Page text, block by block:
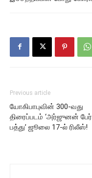
Previous article
யோகிபாபுவின் 300-வது
திரைப்படம் ‘அர்ஜுனன் பேர்
பத்து’ ஜூலை 17-ல் ரிலீஸ்!